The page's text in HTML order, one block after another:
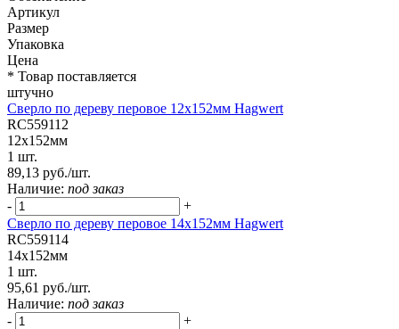
Артикул
Размер
Упаковка
Цена
* Товар поставляется
штучно
Сверло по дереву перовое 12х152мм Hagwert
RC559112
12х152мм
1 шт.
89,13 руб./шт.
Наличие: под заказ
-
+
Сверло по дереву перовое 14х152мм Hagwert
RC559114
14х152мм
1 шт.
95,61 руб./шт.
Наличие: под заказ
-
+